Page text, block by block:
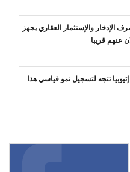
الإدخار والإستثمار العقاري يجهز
تتجه لتسجيل نمو قياسي هذا